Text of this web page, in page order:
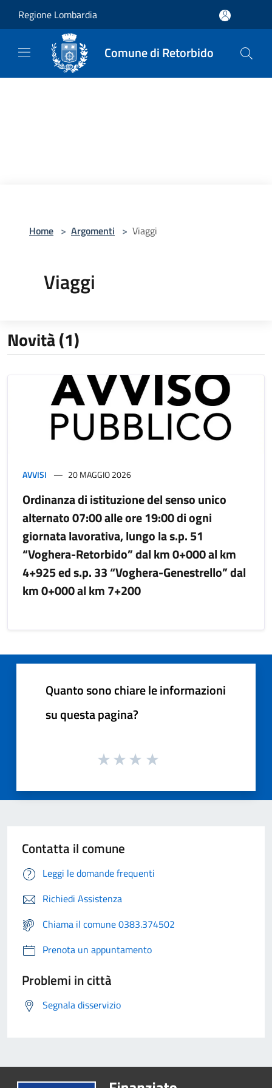
Regione Lombardia
Comune di Retorbido
Home > Argomenti > Viaggi
Viaggi
Novità (1)
AVVISI 20 MAGGIO 2026
Ordinanza di istituzione del senso unico
alternato 07:00 alle ore 19:00 di ogni
giornata lavorativa, lungo la s.p. 51
“Voghera-Retorbido” dal km 0+000 al km
4+925 ed s.p. 33 “Voghera-Genestrello” dal
km 0+000 al km 7+200
Quanto sono chiare le informazioni
su questa pagina?
Contatta il comune
Leggi le domande frequenti
Richiedi Assistenza
Chiama il comune 0383.374502
Prenota un appuntamento
Problemi in città
Segnala disservizio